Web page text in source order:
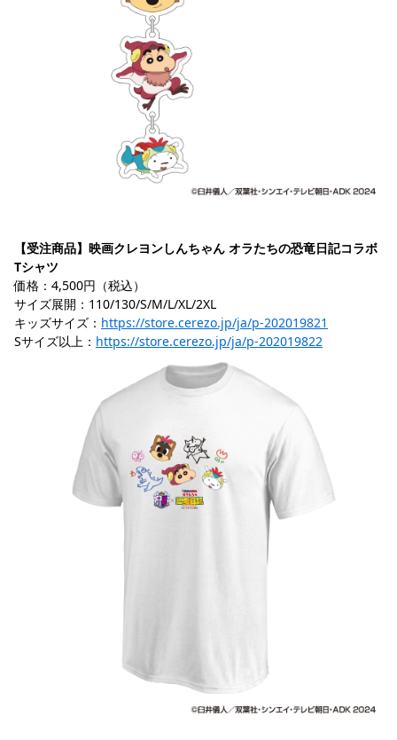
【受注商品】映画クレヨンしんちゃん オラたちの恐竜日記コラボ
Tシャツ
価格：4,500円（税込）
サイズ展開：110/130/S/M/L/XL/2XL
キッズサイズ： https://store.cerezo.jp/ja/p-202019821
Sサイズ以上： https://store.cerezo.jp/ja/p-202019822